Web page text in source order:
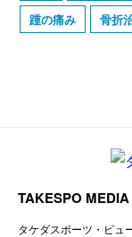
踵の痛み
骨折
TAKESPO MEDIA
タケダスポーツ・ビュ